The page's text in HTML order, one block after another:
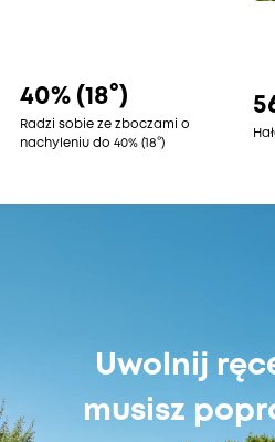
40% (18°)
Radzi sobie ze zboczami o
nachyleniu do 40% (18°)
Uwolnij
musisz